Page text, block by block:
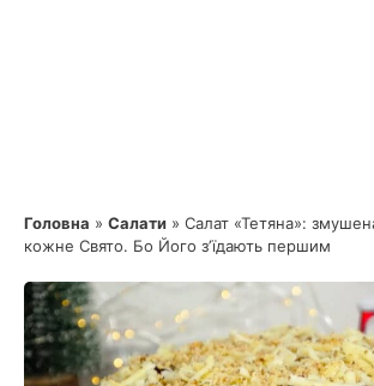
Головна » Салати » Салат «Тетяна»:
кожне Свято. Бо Його зʼїдають першим